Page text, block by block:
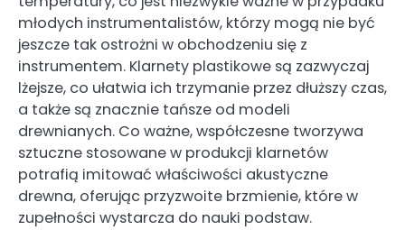
młodych instrumentalistów, którzy mogą nie być
jeszcze tak ostrożni w obchodzeniu się z
instrumentem. Klarnety plastikowe są zazwyczaj
lżejsze, co ułatwia ich trzymanie przez dłuższy czas,
a także są znacznie tańsze od modeli
drewnianych. Co ważne, współczesne tworzywa
sztuczne stosowane w produkcji klarnetów
potrafią imitować właściwości akustyczne
drewna, oferując przyzwoite brzmienie, które w
zupełności wystarcza do nauki podstaw.